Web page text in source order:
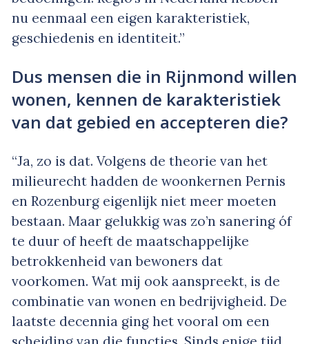
nu eenmaal een eigen karakteristiek,
geschiedenis en identiteit.”
Dus mensen die in Rijnmond willen
wonen, kennen de karakteristiek
van dat gebied en accepteren die?
“Ja, zo is dat. Volgens de theorie van het
milieurecht hadden de woonkernen Pernis
en Rozenburg eigenlijk niet meer moeten
bestaan. Maar gelukkig was zo’n sanering óf
te duur of heeft de maatschappelijke
betrokkenheid van bewoners dat
voorkomen. Wat mij ook aanspreekt, is de
combinatie van wonen en bedrijvigheid. De
laatste decennia ging het vooral om een